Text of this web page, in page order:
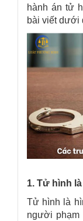
hành án tử
bài viết dưới
1. Tử hình
Tử hình là
người phạm